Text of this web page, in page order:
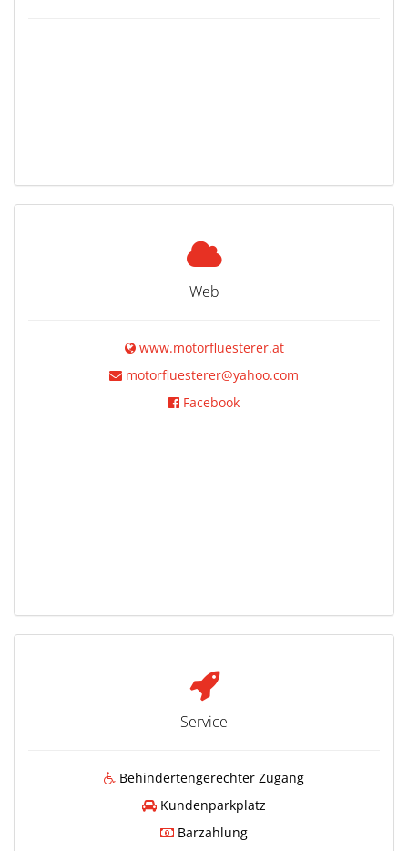
Web
www.motorfluesterer.at
motorfluesterer@yahoo.com
Facebook
Service
Behindertengerechter Zugang
Kundenparkplatz
Barzahlung